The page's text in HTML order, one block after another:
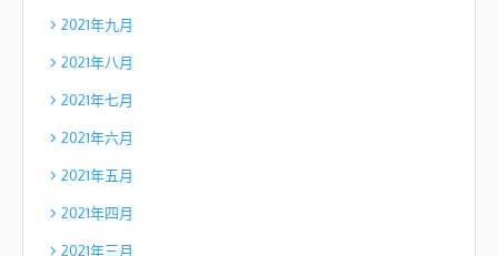
2021年九月
2021年八月
2021年七月
2021年六月
2021年五月
2021年四月
2021年三月